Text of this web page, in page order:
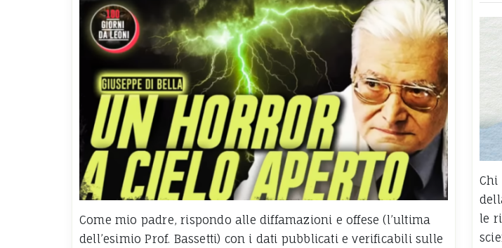
Come mio padre, rispondo alle diffamazioni e offese (l’ultima
dell’esimio Prof. Bassetti) con i dati pubblicati e verificabili sulle
Chi
le